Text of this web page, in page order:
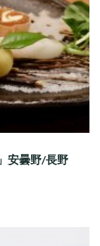
安曇野/長野